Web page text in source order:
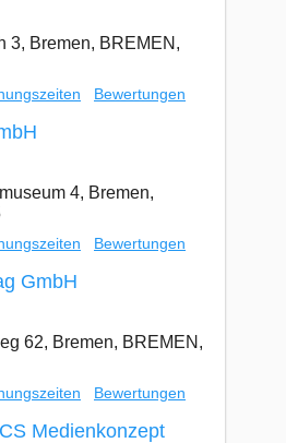
3, Bremen, BREMEN,
Bewertungen
4, Bremen,
Bewertungen
GmbH
62, Bremen, BREMEN,
Bewertungen
Medienkonzept